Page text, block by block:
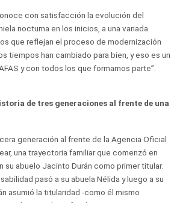
con satisfacción la evolución del
nocturna en los inicios, a una variada
que reflejan el proceso de modernización
tiempos han cambiado para bien, y eso es un
y con todos los que formamos parte”.
de tres generaciones al frente de una
generación al frente de la Agencia Oficial
una trayectoria familiar que comenzó en
abuelo Jacinto Durán como primer titular.
pasó a su abuela Nélida y luego a su
asumió la titularidad -como él mismo